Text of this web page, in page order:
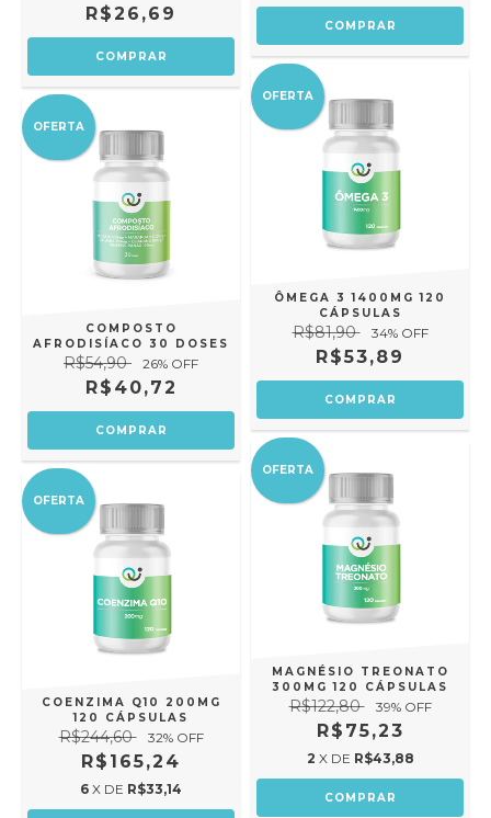
R$26,69
OFERTA
COMPOSTO
AFRODISÍACO 30 DOSES
R$54,90 26% OFF
R$40,72
OFERTA
ÔMEGA 3 1400MG 120
CÁPSULAS
R$81,90 34% OFF
R$53,89
OFERTA
COENZIMA Q10 200MG
120 CÁPSULAS
R$244,60 32% OFF
R$165,24
6 X DE R$33,14
OFERTA
MAGNÉSIO TREONATO
300MG 120 CÁPSULAS
R$122,80 39% OFF
R$75,23
2 X DE R$43,88